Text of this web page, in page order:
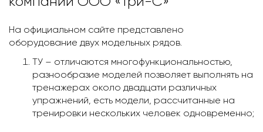
На официальном сайте представлено
оборудование двух модельных рядов.
ТУ – отличаются многофункциональностью,
разнообразие моделей позволяет выполнять на
тренажерах около двадцати различных
упражнений, есть модели, рассчитанные на
тренировки нескольких человек одновременно;